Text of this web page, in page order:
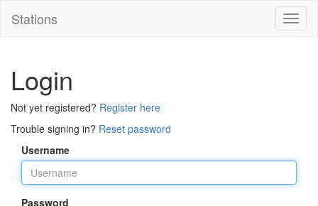
Stations
Login
Not yet registered? Register here
Trouble signing in? Reset password
Username
Password